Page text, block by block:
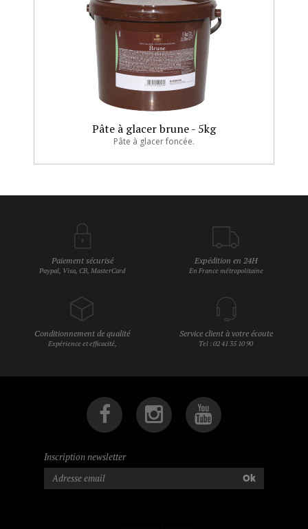
Pâte à glacer brune - 5kg
Pâte à glacer foncée.
Paiement sécurisé
Paypal, Visa, CB, MasterCard
Expédition en 24H
En France métropolitaine
Conditionnement de qualité
Expérience et efficacité,
Service client à votre écoute
Tel : 02 41 35 10 90
Inscription newsletter
Ok